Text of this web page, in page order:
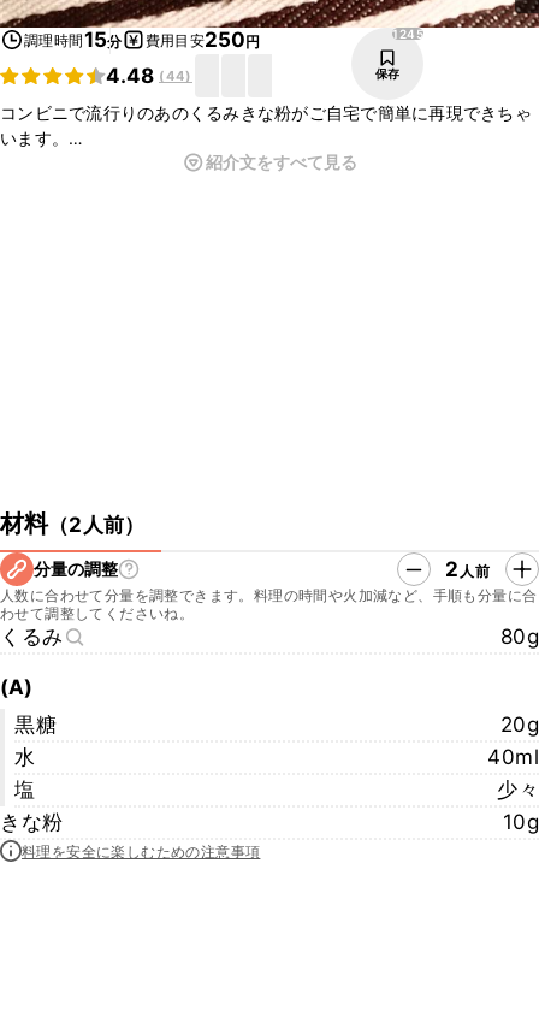
調理時間15分 費用目安250円
4.48 (44)
1245
保存
コンビニで流行りのあのくるみきな粉がご自宅で簡単に再現できちゃ
います。
くるみをキャラメリゼしてきな粉をふりかける、とっても簡単な工程
紹介文をすべて見る
材料（2人前）
分量の調整 2 人前
人数に合わせて分量を調整できます。料理の時間や火加減など、手順も分量に合
わせて調整してくださいね。
くるみ 80g
(A)
黒糖
20g
水
40ml
塩
少々
きな粉
10g
料理を安全に楽しむための注意事項